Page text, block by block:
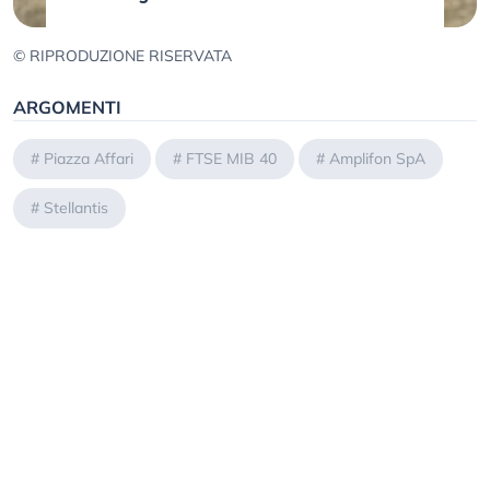
© RIPRODUZIONE RISERVATA
ARGOMENTI
# Piazza Affari # FTSE MIB 40 # Amplifon SpA
# Stellantis